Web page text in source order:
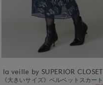
la veille by SUPERIOR CLOSET
《大きいサイズ》ベルベットスカート